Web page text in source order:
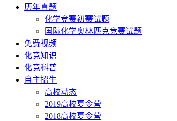
历年真题
化学竞赛初赛试题
国际化学奥林匹克竞赛试题
免费视频
化竞知识
化竞科普
自主招生
高校动态
2019高校夏令营
2018高校夏令营